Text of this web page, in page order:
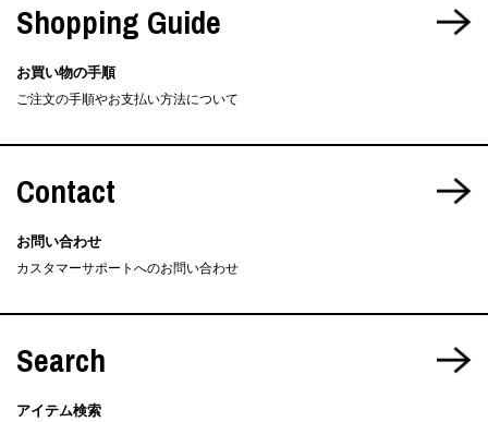
Shopping Guide
お買い物の手順
ご注文の手順やお支払い方法について
Contact
お問い合わせ
カスタマーサポートへのお問い合わせ
Search
アイテム検索